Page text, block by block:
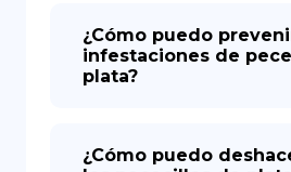
¿Cómo puedo
infestaciones de
plata?
¿Cómo puedo